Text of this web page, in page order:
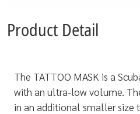
Product Detail
The TATTOO MASK is a
with an ultra-low volume.
in an additional smaller size